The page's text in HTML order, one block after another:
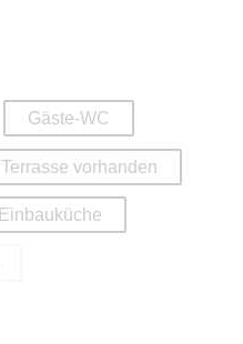
Gäste-WC
Terrasse vorhanden
Einbauküche